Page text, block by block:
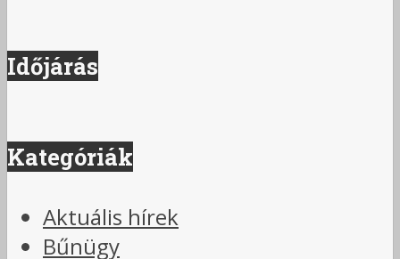
Időjárás
Kategóriák
Aktuális hírek
Bűnügy